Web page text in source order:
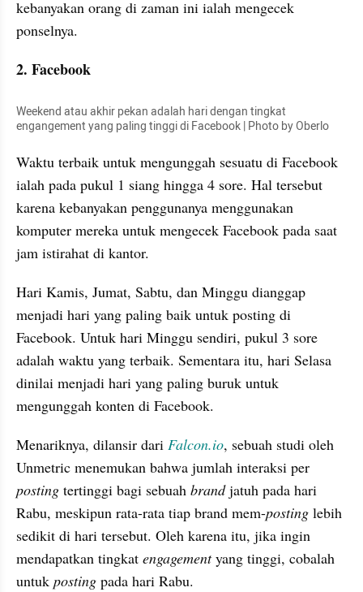
kebanyakan orang di zaman ini ialah mengecek
ponselnya.
2. Facebook
Weekend atau akhir pekan adalah hari dengan tingkat
engangement yang paling tinggi di Facebook | Photo by Oberlo
Waktu terbaik untuk mengunggah sesuatu di Facebook
ialah pada pukul 1 siang hingga 4 sore. Hal tersebut
karena kebanyakan penggunanya menggunakan
komputer mereka untuk mengecek Facebook pada saat
jam istirahat di kantor.
Hari Kamis, Jumat, Sabtu, dan Minggu dianggap
menjadi hari yang paling baik untuk posting di
Facebook. Untuk hari Minggu sendiri, pukul 3 sore
adalah waktu yang terbaik. Sementara itu, hari Selasa
dinilai menjadi hari yang paling buruk untuk
mengunggah konten di Facebook.
Menariknya, dilansir dari Falcon.io, sebuah studi oleh
posting tertinggi bagi sebuah brand jatuh pada hari
Rabu, meskipun rata-rata tiap brand mem-posting lebih
sedikit di hari tersebut. Oleh karena itu, jika ingin
mendapatkan tingkat engagement yang tinggi, cobalah
untuk posting pada hari Rabu.